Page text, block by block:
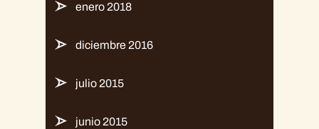
enero 2018
diciembre 2016
julio 2015
junio 2015